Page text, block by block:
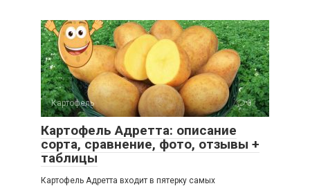
Картофель 0
Картофель Адретта: описание
сорта, сравнение, фото, отзывы +
таблицы
Картофель Адретта входит в пятерку самых